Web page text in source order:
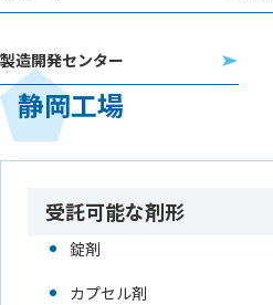
製造開発センター
静岡工場
受託可能な剤形
錠剤
カプセル剤